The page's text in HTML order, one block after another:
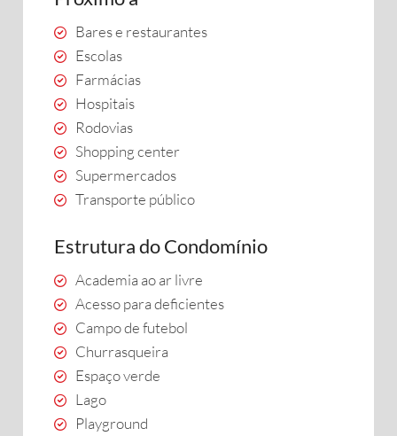
Bares e restaurantes
Escolas
Farmácias
Hospitais
Rodovias
Shopping center
Supermercados
Transporte público
Estrutura do Condomínio
Academia ao ar livre
Acesso para deficientes
Campo de futebol
Churrasqueira
Espaço verde
Lago
Playground